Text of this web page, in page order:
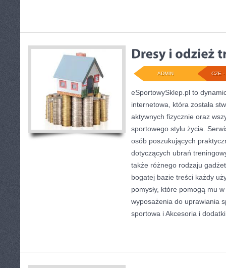
CZE -
ADMIN
eSportowySklep.pl to
internetowa, która została
aktywnych fizycznie oraz
sportowego stylu życia.
osób poszukujących
dotyczących ubrań
także różnego rodzaju
bogatej bazie treści każdy
pomysły, które pomogą mu
wyposażenia do uprawiania
sportowa i Akcesoria i